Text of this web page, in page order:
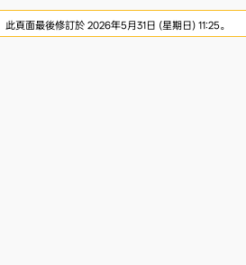
此頁面最後修訂於 2026年5月31日 (星期日) 11:25。